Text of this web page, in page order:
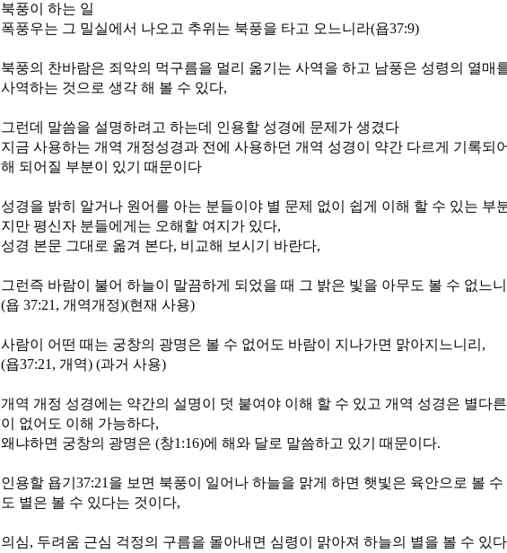
북풍이 하는 일
폭풍우는 그 밀실에서 나오고 추위는 북풍을 타고 오느니라(욥37:9)
북풍의 찬바람은 죄악의 먹구름을 멀리 옮기는 사역을 하고 남풍은 성령의 열매
사역하는 것으로 생각 해 볼 수 있다,
그런데 말씀을 설명하려고 하는데 인용할 성경에 문제가 생겼다
지금 사용하는 개역 개정성경과 전에 사용하던 개역 성경이 약간 다르게 기록되
해 되어질 부분이 있기 때문이다
성경을 밝히 알거나 원어를 아는 분들이야 별 문제 없이 쉽게 이해 할 수 있는 부
지만 평신자 분들에게는 오해할 여지가 있다,
성경 본문 그대로 옮겨 본다, 비교해 보시기 바란다,
그런즉 바람이 불어 하늘이 말끔하게 되었을 때 그 밝은 빛을 아무도 볼 수 없느
(욥 37:21, 개역개정)(현재 사용)
사람이 어떤 때는 궁창의 광명은 볼 수 없어도 바람이 지나가면 맑아지느니리,
(욥37:21, 개역) (과거 사용)
개역 개정 성경에는 약간의 설명이 덧 붙여야 이해 할 수 있고 개역 성경은 별다
이 없어도 이해 가능하다,
왜냐하면 궁창의 광명은 (창1:16)에 해와 달로 말씀하고 있기 때문이다.
인용할 욥기37:21을 보면 북풍이 일어나 하늘을 맑게 하면 햇빛은 육안으로 볼 수
도 별은 볼 수 있다는 것이다,
의심, 두려움 근심 걱정의 구름을 몰아내면 심령이 맑아져 하늘의 별을 볼 수 있